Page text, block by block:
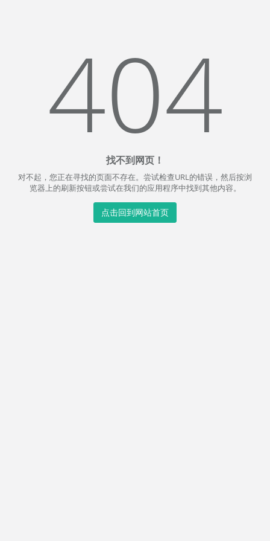
404
找不到网页！
对不起，您正在寻找的页面不存在。尝试检查URL的错误，然后按浏
览器上的刷新按钮或尝试在我们的应用程序中找到其他内容。
点击回到网站首页